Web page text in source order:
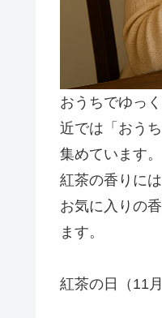
おうちでゆっ
近では「おう
集めています。
紅茶の香りには
お気に入りの
ます。
紅茶の日（11